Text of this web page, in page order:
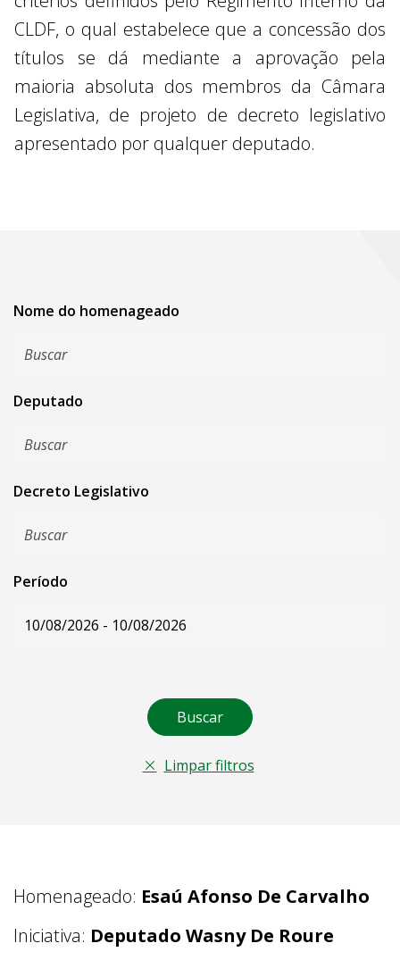
CLDF, o qual estabelece que a concessão dos
títulos se dá mediante a aprovação pela
maioria absoluta dos membros da Câmara
Legislativa, de projeto de decreto legislativo
apresentado por qualquer deputado.
Nome do homenageado
Deputado
Decreto Legislativo
Período
Buscar
Limpar filtros
Homenageado: Esaú Afonso De Carvalho
Iniciativa: Deputado Wasny De Roure